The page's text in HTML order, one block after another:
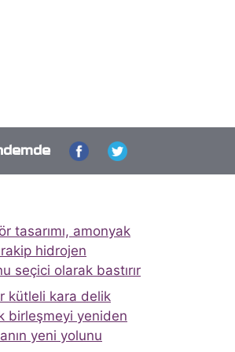
tasarımı, amonyak
hidrojen
seçici olarak bastırır
kütleli kara delik
birleşmeyi yeniden
yeni yolunu